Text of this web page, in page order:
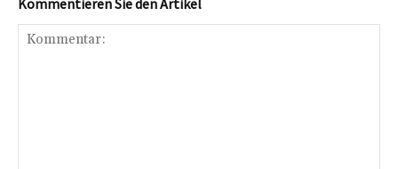
Kommentieren Sie den Artikel